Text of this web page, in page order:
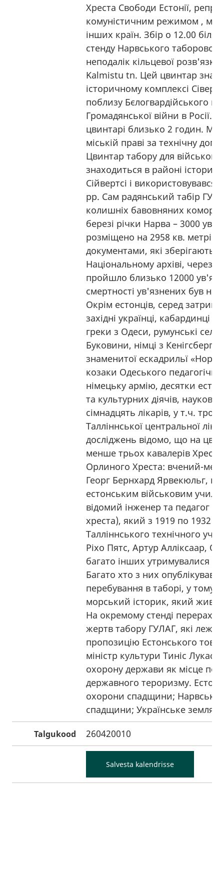
Хреста Свободи Естонії,
комуністичним режимом ,
інших країн. Збір о 12.00 біля
стенду Нарвського
неподалік кільцевої
Kalmistu tn. Цей цвинтар
історичному комплексі
поблизу Бєлогвардійського
Громадянської війни в Росії.
цвинтарі близько 2 годин. Ми
міській праві за технічну
Цвинтар табору для
знаходиться в районі
Сійвертсі і використовувався
рр. Сам радянський табір
колишніх бавовняних
березі річки Нарва – 3000
розміщено на 2958 кв. метрів.
документами, які
Національному архіві, через
пройшло близько 12000
смертності ув'язнених був
Окрім естонців, серед
західні українці, кабардинці з
греки з Одеси, румунські
Буковини, німці з
знаменитої ескадрильї
козаки Одеського
німецьку армію, десятки
та культурних діячів,
сімнадцять лікарів, у т.ч. троє
Талліннської центральної
досліджень відомо, що на
менше трьох кавалерів
Орлиного Хреста: вчений-
Георг Бернхард Ярвекюльг,
естонським військовим
відомий інженер та педагог
хреста), який з 1919 по 1932
Талліннського технічного
Ріхо Пятс, Артур Алліксаар,
багато інших утримувалися в
Багато хто з них опублікував
перебування в таборі, у тому
морський історик, який живе
На окремому стенді
жертв табору ГУЛАГ, які
пропозицію Естонського
міністр культури Тиніс Лукас
охорону держави як місце
державного тероризму.
охорони спадщини; Нарвське
спадщини; Українське
Talgukood 260420010
Salvesta kalendrisse